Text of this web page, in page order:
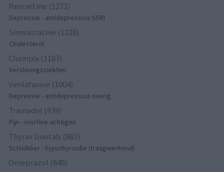
Paroxetine (1272)
Depressie - antidepressiva SSRI
Simvastatine (1228)
Cholesterol
Champix (1187)
Verslavingsziekten
Venlafaxine (1004)
Depressie - antidepressiva overig
Tramadol (939)
Pijn - morfine-achtigen
Thyrax Duotab (882)
Schildklier - hypothyroidie (traagwerkend)
Omeprazol (848)